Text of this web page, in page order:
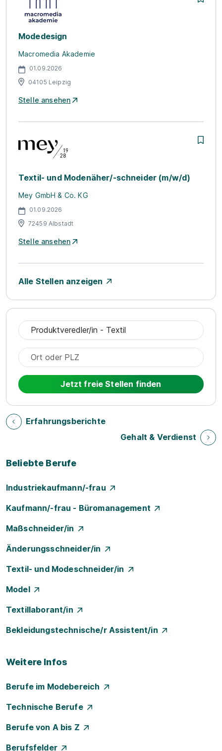
Modedesign
Macromedia Akademie
01.09.2026
04105 Leipzig
Stelle ansehen
Textil- und Modenäher/-schneider (m/w/d)
Mey GmbH & Co. KG
01.09.2026
72459 Albstadt
Stelle ansehen
Alle Stellen anzeigen
Jetzt freie Stellen finden
Erfahrungsberichte
Gehalt & Verdienst
Beliebte Berufe
Industriekaufmann/-frau
Kaufmann/-frau - Büromanagement
Maßschneider/in
Änderungsschneider/in
Textil- und Modeschneider/in
Model
Textillaborant/in
Bekleidungstechnische/r Assistent/in
Weitere Infos
Berufe im Modebereich
Technische Berufe
Berufe von A bis Z
Berufsfelder